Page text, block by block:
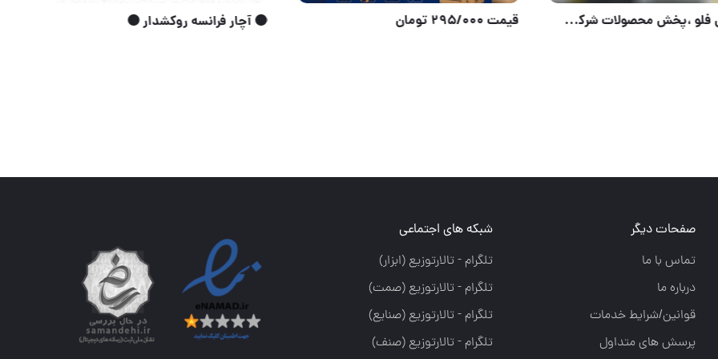
ست کنترل فلو ،پخش محصولات شرکت فلو،پخش تجهیزات مرادی PTM
صفحات دیگر
تماس با ما
درباره ما
قوانین/شرایط خدمات
پرسش های متداول
شبکه های اجتماعی
تلگرام - تالارتوزيع (ابزار)
تلگرام - تالارتوزيع (صمت)
تلگرام - تالارتوزيع (صنايع)
تلگرام - تالارتوزیع (صنف)